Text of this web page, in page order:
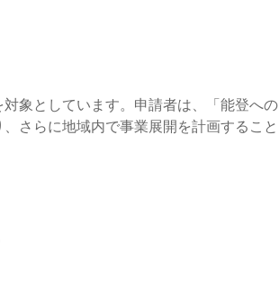
象としています。申請者は、「能登への
さらに地域内で事業展開を計画すること